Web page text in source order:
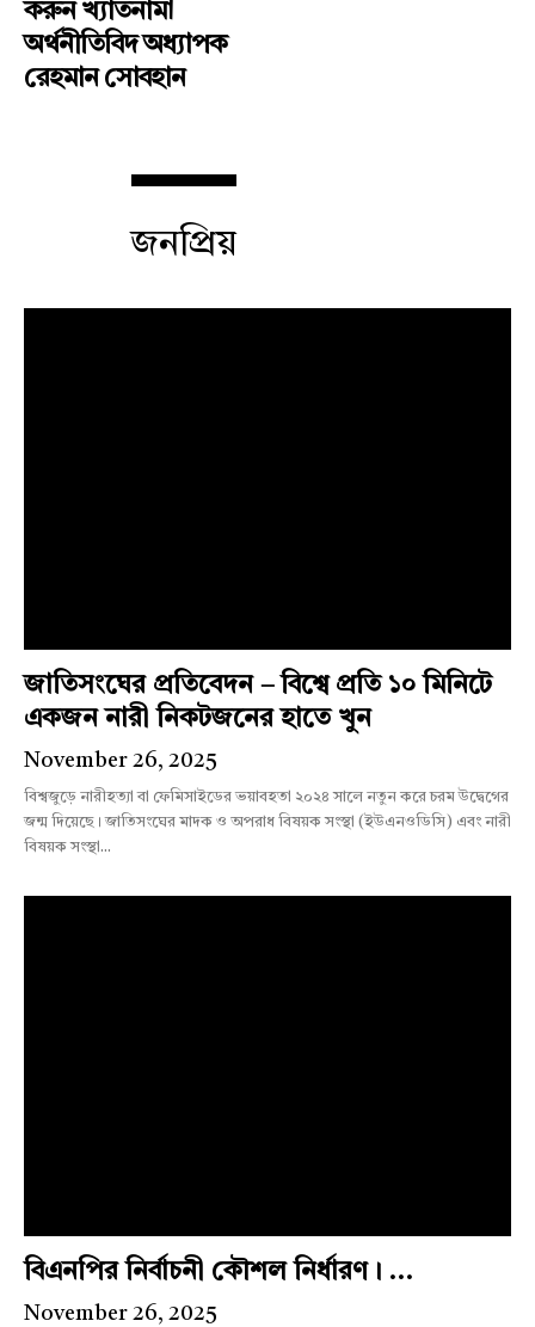
করুন খ্যাতনামা
অর্থনীতিবিদ অধ্যাপক
রেহমান সোবহান
জনপ্রিয়
জাতিসংঘের প্রতিবেদন – বিশ্বে প্রতি ১০ মিনিটে
একজন নারী নিকটজনের হাতে খুন
November 26, 2025
বিশ্বজুড়ে নারীহত্যা বা ফেমিসাইডের ভয়াবহতা ২০২৪ সালে নতুন করে চরম উদ্বেগের
জন্ম দিয়েছে। জাতিসংঘের মাদক ও অপরাধ বিষয়ক সংস্থা (ইউএনওডিসি) এবং নারী
বিষয়ক সংস্থা...
বিএনপির নির্বাচনী কৌশল নির্ধারণ। ...
November 26, 2025